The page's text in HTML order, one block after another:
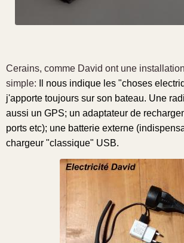
Cerains, comme David ont une
simple:
Il nous indique les "choses
j'apporte toujours sur son bateau. Une
aussi un GPS; un adaptateur de
ports etc); une batterie externe
chargeur "classique" USB.